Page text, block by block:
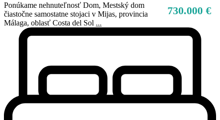
730.000 €
Ponúkame nehnuteľnosť Dom, Mestský dom
čiastočne samostatne stojaci v Mijas, provincia
Málaga, oblasť Costa del Sol ...